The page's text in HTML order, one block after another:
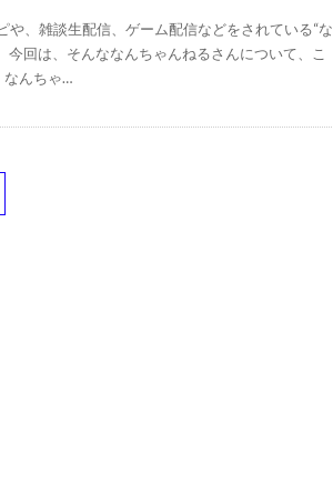
や、雑談生配信、ゲーム配信などをされている“な
回は、そんななんちゃんねるさんについて、こ
なんちゃ…